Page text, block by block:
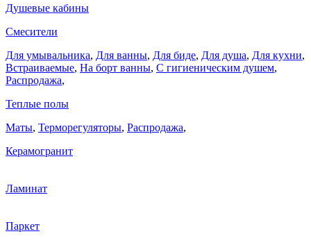
Душевые кабины
Смесители
Для умывальника, Для ванны, Для биде, Для душа, Для кухни,
Встраиваемые, На борт ванны, C гигиеническим душем,
Распродажа,
Теплые полы
Маты, Терморегуляторы, Распродажа,
Керамогранит
Ламинат
Паркет